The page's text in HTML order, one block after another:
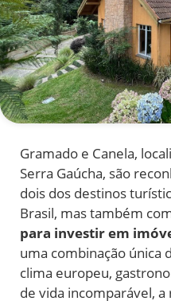
Gramado e Canela,
Serra Gaúcha, são
dois dos destinos
Brasil, mas também
para investir em
uma combinação única
clima europeu,
de vida incomparável,